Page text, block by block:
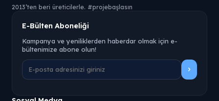
2013’ten beri üreticilerle. #projebaşlasın
E-Bülten Aboneliği
Kampanya ve yeniliklerden haberdar olmak için e-
bültenimize abone olun!